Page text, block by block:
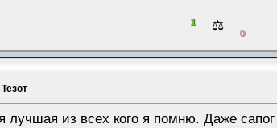
1 ⚖️ 0
из всех кого я помню. Даже